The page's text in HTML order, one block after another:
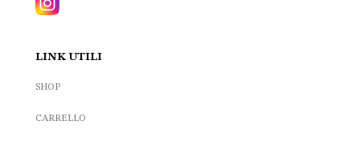
LINK UTILI
SHOP
CARRELLO